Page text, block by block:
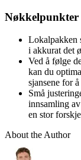
Nøkkelpunkter
Lokalpakken
i akkurat det
Ved å følge
kan du
sjansene for
Små
innsamling
en stor
About the Author